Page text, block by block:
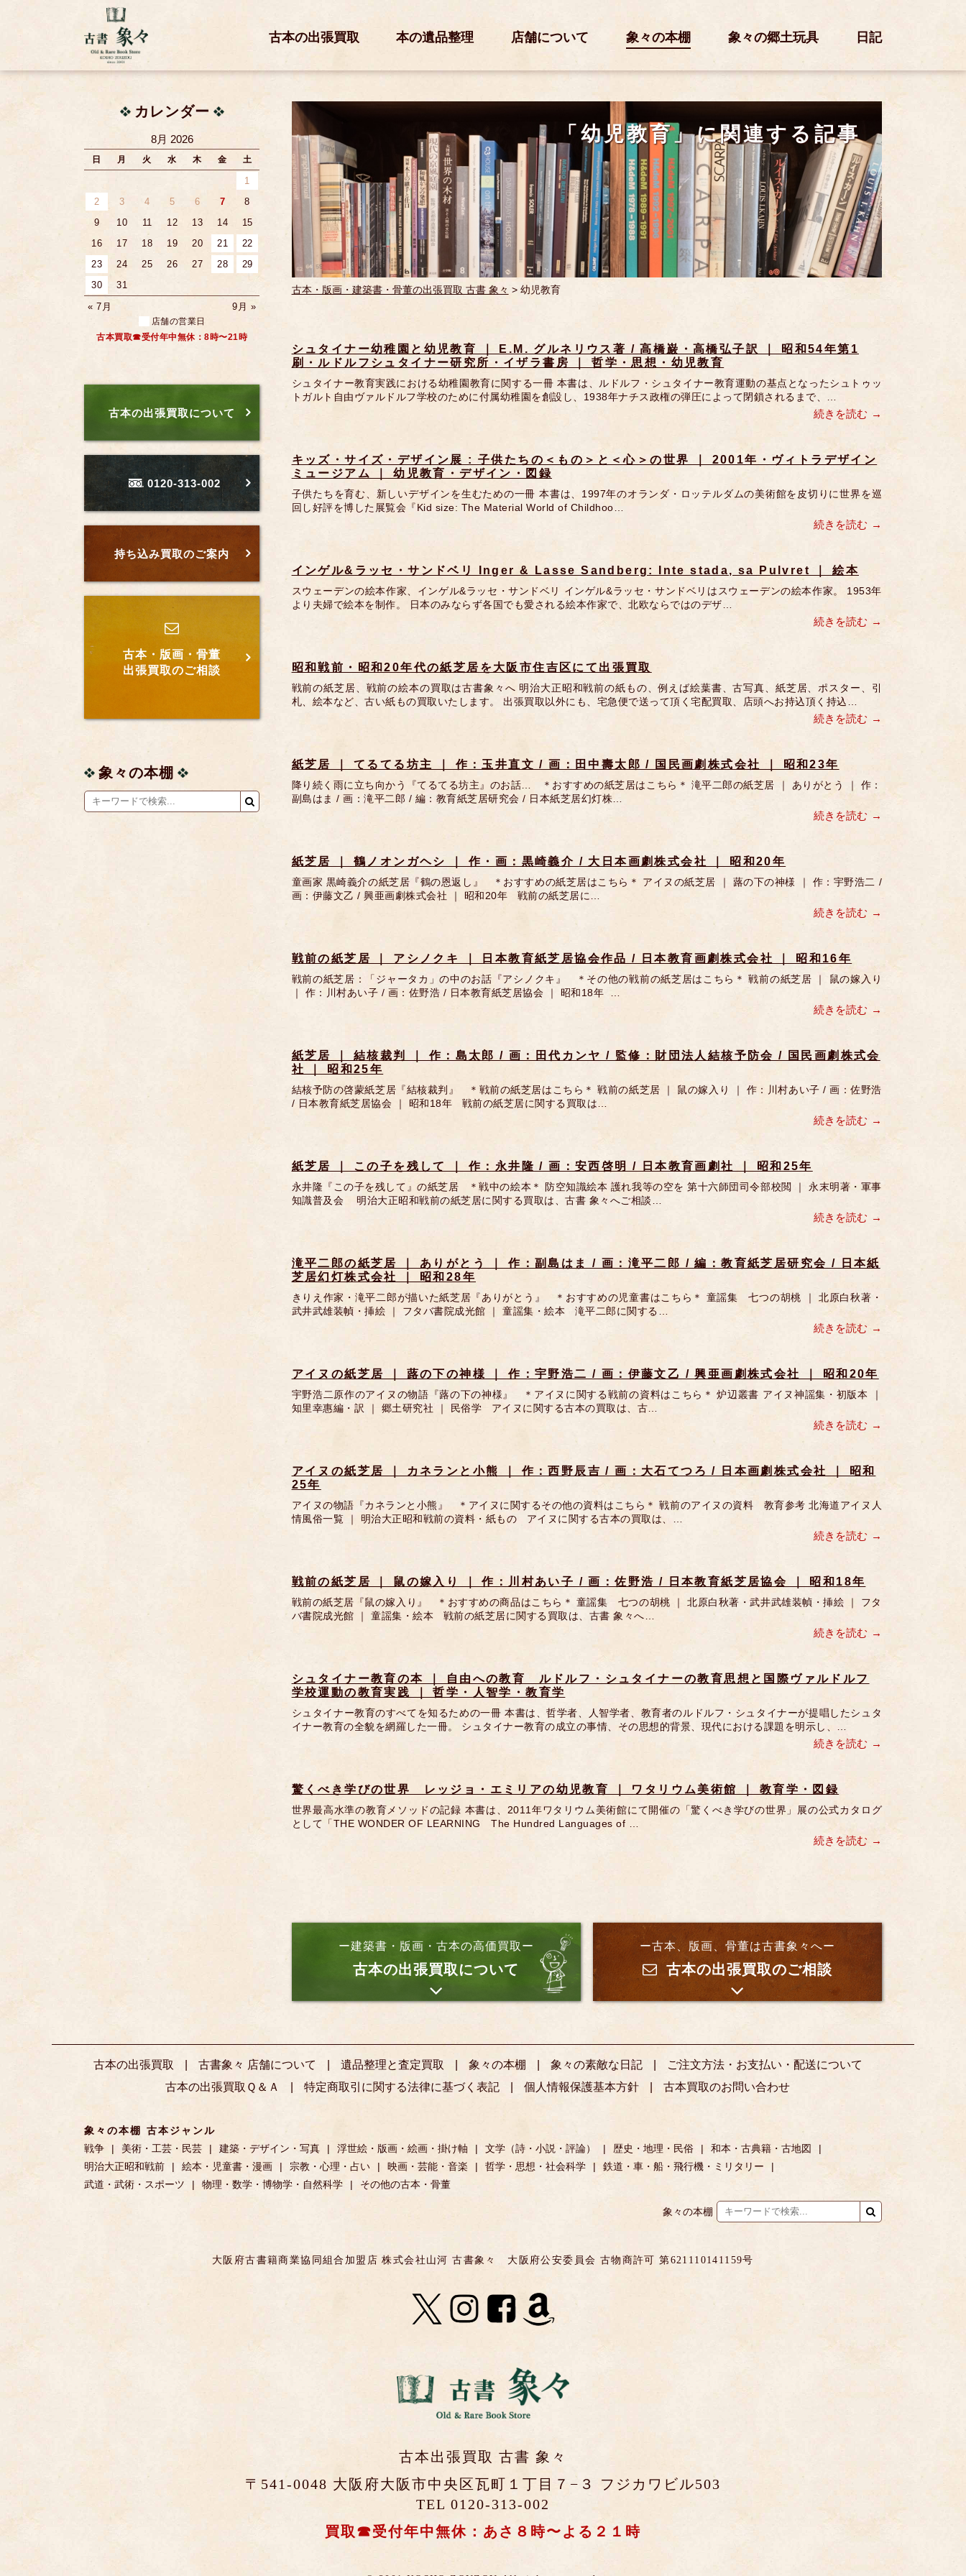
古本の出張買取 本の遺品整理 店舗について 象々の本棚 象々の郷土玩具 日記
「幼児教育」に関連する記事
古本・版画・建築書・骨董の出張買取 古書 象々 > 幼児教育
シュタイナー幼稚園と幼児教育 ｜ E.M. グルネリウス著 / 高橋巌・高橋弘子訳 ｜ 昭和54年第1
刷・ルドルフシュタイナー研究所・イザラ書房 ｜ 哲学・思想・幼児教育
シュタイナー教育実践における幼稚園教育に関する一冊 本書は、ルドルフ・シュタイナー教育運動の基点となったシュトゥッ
トガルト自由ヴァルドルフ学校のために付属幼稚園を創設し、1938年ナチス政権の弾圧によって閉鎖されるまで、…
続きを読む
キッズ・サイズ・デザイン展 : 子供たちの＜もの＞と＜心＞の世界 ｜ 2001年・ヴィトラデザイン
ミュージアム ｜ 幼児教育・デザイン・図録
子供たちを育む、新しいデザインを生むための一冊 本書は、1997年のオランダ・ロッテルダムの美術館を皮切りに世界を巡
回し好評を博した展覧会『Kid size: The Material World of Childhoo…
続きを読む
インゲル&ラッセ・サンドベリ Inger & Lasse Sandberg: Inte stada, sa Pulvret ｜ 絵本
スウェーデンの絵本作家、インゲル&ラッセ・サンドベリ インゲル&ラッセ・サンドベリはスウェーデンの絵本作家。 1953年
より夫婦で絵本を制作。 日本のみならず各国でも愛される絵本作家で、北欧ならではのデザ…
続きを読む
昭和戦前・昭和20年代の紙芝居を大阪市住吉区にて出張買取
戦前の紙芝居、戦前の絵本の買取は古書象々へ 明治大正昭和戦前の紙もの、例えば絵葉書、古写真、紙芝居、ポスター、引
札、絵本など、古い紙もの買取いたします。 出張買取以外にも、宅急便で送って頂く宅配買取、店頭へお持込頂く持込…
続きを読む
紙芝居 ｜ てるてる坊主 ｜ 作：玉井直文 / 画：田中壽太郎 / 国民画劇株式会社 ｜ 昭和23年
降り続く雨に立ち向かう『てるてる坊主』のお話… ＊おすすめの紙芝居はこちら＊ 滝平二郎の紙芝居 ｜ ありがとう ｜ 作：
副島はま / 画：滝平二郎 / 編：教育紙芝居研究会 / 日本紙芝居幻灯株…
続きを読む
紙芝居 ｜ 鶴ノオンガヘシ ｜ 作・画：黒崎義介 / 大日本画劇株式会社 ｜ 昭和20年
童画家 黒崎義介の紙芝居『鶴の恩返し』 ＊おすすめの紙芝居はこちら＊ アイヌの紙芝居 ｜ 蕗の下の神様 ｜ 作：宇野浩二 /
画：伊藤文乙 / 興亜画劇株式会社 ｜ 昭和20年 戦前の紙芝居に…
続きを読む
戦前の紙芝居 ｜ アシノクキ ｜ 日本教育紙芝居協会作品 / 日本教育画劇株式会社 ｜ 昭和16年
戦前の紙芝居：「ジャータカ」の中のお話『アシノクキ』 ＊その他の戦前の紙芝居はこちら＊ 戦前の紙芝居 ｜ 鼠の嫁入り
｜ 作：川村あい子 / 画：佐野浩 / 日本教育紙芝居協会 ｜ 昭和18年 …
続きを読む
紙芝居 ｜ 結核裁判 ｜ 作：島太郎 / 画：田代カンヤ / 監修：財団法人結核予防会 / 国民画劇株式会
社 ｜ 昭和25年
結核予防の啓蒙紙芝居『結核裁判』 ＊戦前の紙芝居はこちら＊ 戦前の紙芝居 ｜ 鼠の嫁入り ｜ 作：川村あい子 / 画：佐野浩
/ 日本教育紙芝居協会 ｜ 昭和18年 戦前の紙芝居に関する買取は…
続きを読む
紙芝居 ｜ この子を残して ｜ 作：永井隆 / 画：安西啓明 / 日本教育画劇社 ｜ 昭和25年
永井隆『この子を残して』の紙芝居 ＊戦中の絵本＊ 防空知識絵本 護れ我等の空を 第十六師団司令部校閲 ｜ 永末明著・軍事
知識普及会 明治大正昭和戦前の紙芝居に関する買取は、古書 象々へご相談…
続きを読む
滝平二郎の紙芝居 ｜ ありがとう ｜ 作：副島はま / 画：滝平二郎 / 編：教育紙芝居研究会 / 日本紙
芝居幻灯株式会社 ｜ 昭和28年
きりえ作家・滝平二郎が描いた紙芝居『ありがとう』 ＊おすすめの児童書はこちら＊ 童謡集 七つの胡桃 ｜ 北原白秋著・
武井武雄装幀・挿絵 ｜ フタバ書院成光館 ｜ 童謡集・絵本 滝平二郎に関する…
続きを読む
アイヌの紙芝居 ｜ 蕗の下の神様 ｜ 作：宇野浩二 / 画：伊藤文乙 / 興亜画劇株式会社 ｜ 昭和20年
宇野浩二原作のアイヌの物語『蕗の下の神様』 ＊アイヌに関する戦前の資料はこちら＊ 炉辺叢書 アイヌ神謡集・初版本 ｜
知里幸惠編・訳 ｜ 郷土研究社 ｜ 民俗学 アイヌに関する古本の買取は、古…
続きを読む
アイヌの紙芝居 ｜ カネランと小熊 ｜ 作：西野辰吉 / 画：大石てつろ / 日本画劇株式会社 ｜ 昭和
25年
アイヌの物語『カネランと小熊』 ＊アイヌに関するその他の資料はこちら＊ 戦前のアイヌの資料 教育参考 北海道アイヌ人
情風俗一覧 ｜ 明治大正昭和戦前の資料・紙もの アイヌに関する古本の買取は、…
続きを読む
戦前の紙芝居 ｜ 鼠の嫁入り ｜ 作：川村あい子 / 画：佐野浩 / 日本教育紙芝居協会 ｜ 昭和18年
戦前の紙芝居『鼠の嫁入り』 ＊おすすめの商品はこちら＊ 童謡集 七つの胡桃 ｜ 北原白秋著・武井武雄装幀・挿絵 ｜ フタ
バ書院成光館 ｜ 童謡集・絵本 戦前の紙芝居に関する買取は、古書 象々へ…
続きを読む
シュタイナー教育の本 ｜ 自由への教育 ルドルフ・シュタイナーの教育思想と国際ヴァルドルフ
学校運動の教育実践 ｜ 哲学・人智学・教育学
シュタイナー教育のすべてを知るための一冊 本書は、哲学者、人智学者、教育者のルドルフ・シュタイナーが提唱したシュタ
イナー教育の全貌を網羅した一冊。 シュタイナー教育の成立の事情、その思想的背景、現代における課題を明示し、…
続きを読む
驚くべき学びの世界 レッジョ・エミリアの幼児教育 ｜ ワタリウム美術館 ｜ 教育学・図録
世界最高水準の教育メソッドの記録 本書は、2011年ワタリウム美術館にて開催の「驚くべき学びの世界」展の公式カタログ
として「THE WONDER OF LEARNING The Hundred Languages of …
続きを読む
ー建築書・版画・古本の高価買取ー
古本の出張買取について
ー古本、版画、骨董は古書象々へー
古本の出張買取のご相談
カレンダー
8月 2026
日 月 火 水 木 金 土
1
2
3 4 5 6 7
8
9
10 11 12 13 14
15
16
17 18 19 20 21
22
23
24 25 26 27 28
29
30
31
« 7月
9月 »
店舗の営業日
古本買取☎受付年中無休：8時〜21時
古本の出張買取について
0120-313-002
持ち込み買取のご案内
古本・版画・骨董
出張買取のご相談
象々の本棚
古本の出張買取 古書象々 店舗について 遺品整理と査定買取 象々の本棚 象々の素敵な日記
ご注文方法・お支払い・配送について
古本の出張買取Ｑ＆Ａ
特定商取引に関する法律に基づく表記 個人情報保護基本方針 古本買取のお問い合わせ
象々の本棚 古本ジャンル
戦争
美術・工芸・民芸 建築・デザイン・写真 浮世絵・版画・絵画・掛け軸 文学（詩・小説・評論） 歴史・地理・民俗
和本・古典籍・古地図
明治大正昭和戦前
絵本・児童書・漫画 宗教・心理・占い 映画・芸能・音楽 哲学・思想・社会科学
鉄道・車・船・飛行機・ミリタリー
武道・武術・スポーツ
物理・数学・博物学・自然科学 その他の古本・骨董
象々の本棚
大阪府古書籍商業協同組合加盟店 株式会社山河 古書象々 大阪府公安委員会 古物商許可 第621110141159号
古本出張買取 古書 象々
〒541-0048 大阪府大阪市中央区瓦町１丁目７−３ フジカワビル503
TEL 0120-313-002
買取☎受付年中無休：あさ８時〜よる２１時